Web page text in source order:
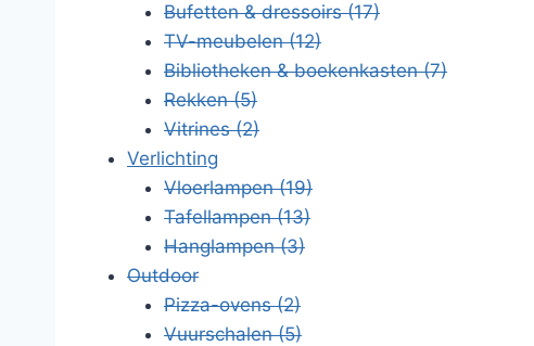
Bufetten & dressoirs(17)
TV-meubelen(12)
Bibliotheken & boekenkasten(7)
Rekken(5)
Vitrines(2)
Verlichting
Vloerlampen(19)
Tafellampen(13)
Hanglampen(3)
Outdoor
Pizza-ovens(2)
Vuurschalen(5)